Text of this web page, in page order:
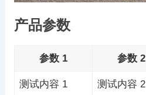
产品参数
参数 1 参数 2
测试内容 1 测试内容 2